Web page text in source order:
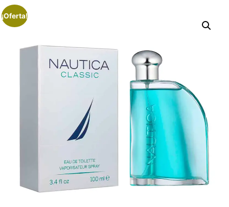
¡Oferta!